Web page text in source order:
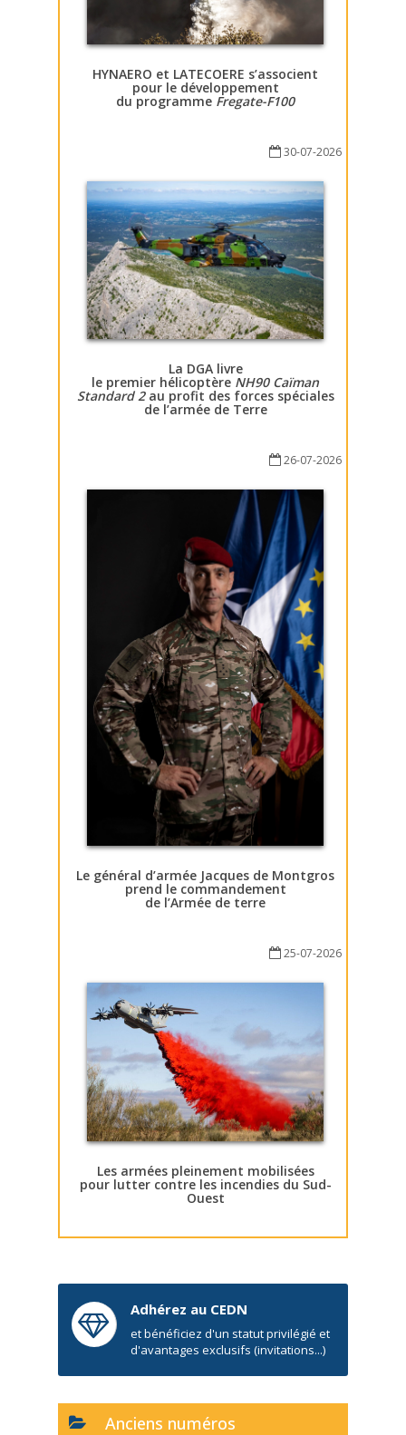
HYNAERO et LATECOERE s’associent
pour le développement
du programme Fregate-F100
30-07-2026
La DGA livre
le premier hélicoptère NH90 Caïman
Standard 2au profit des forces spéciales
de l’armée de Terre
26-07-2026
Le général d’armée Jacques de Montgros
prend le commandement
de l’Armée de terre
25-07-2026
Les armées pleinement mobilisées
pour lutter contre les incendies du Sud-
Ouest
Adhérez au CEDN
et bénéficiez d'un statut privilégié et
d'avantages exclusifs (invitations...)
Anciens numéros